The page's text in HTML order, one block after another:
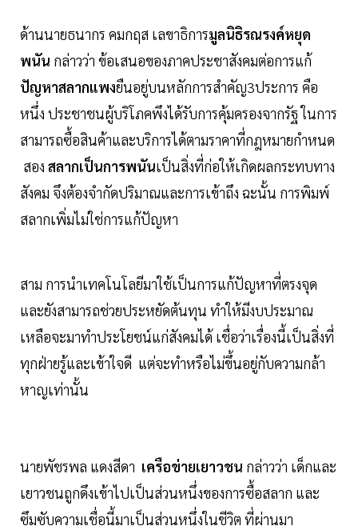
ด้านนายธนากร คมกฤส เลขาธิการมูลนิธิรณรงค์หยุด
พนัน กล่าวว่า ข้อเสนอของภาคประชาสังคมต่อการแก้
ปัญหาสลากแพงยืนอยู่บนหลักการสำคัญ3ประการ คือ
หนึ่ง ประชาชนผู้บริโภคพึงได้รับการคุ้มครองจากรัฐ ในการ
สามารถซื้อสินค้าและบริการได้ตามราคาที่กฎหมายกำหนด
สอง สลากเป็นการพนันเป็นสิ่งที่ก่อให้เกิดผลกระทบทาง
สังคม จึงต้องจำกัดปริมาณและการเข้าถึง ฉะนั้น การพิมพ์
สลากเพิ่มไม่ใช่การแก้ปัญหา
สาม การนำเทคโนโลยีมาใช้เป็นการแก้ปัญหาที่ตรงจุด
และยังสามารถช่วยประหยัดต้นทุน ทำให้มีงบประมาณ
เหลือจะมาทำประโยชน์แก่สังคมได้ เชื่อว่าเรื่องนี้เป็นสิ่งที่
ทุกฝ่ายรู้และเข้าใจดี แต่จะทำหรือไม่ขึ้นอยู่กับความกล้า
หาญเท่านั้น
นายพัชรพล แดงสีดา เครือข่ายเยาวชน กล่าวว่า เด็กและ
เยาวชนถูกดึงเข้าไปเป็นส่วนหนึ่งของการซื้อสลาก และ
ซึมซับความเชื่อนี้มาเป็นส่วนหนึ่งในชีวิต ที่ผ่านมา